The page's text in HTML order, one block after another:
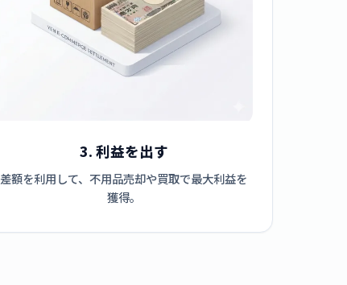
3. 利益を出す
差額を利用して、不用品売却や買取で最大利益を
獲得。